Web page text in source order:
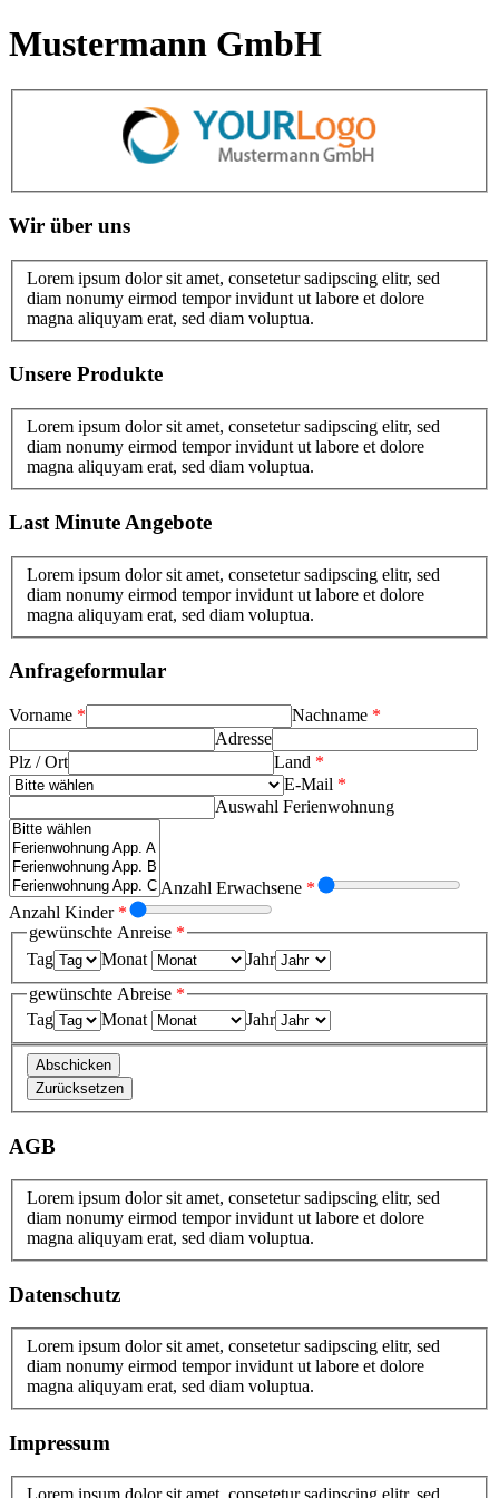
Mustermann GmbH
Wir über uns
Lorem ipsum dolor sit amet, consetetur sadipscing elitr, sed
diam nonumy eirmod tempor invidunt ut labore et dolore
magna aliquyam erat, sed diam voluptua.
Unsere Produkte
Lorem ipsum dolor sit amet, consetetur sadipscing elitr, sed
diam nonumy eirmod tempor invidunt ut labore et dolore
magna aliquyam erat, sed diam voluptua.
Last Minute Angebote
Lorem ipsum dolor sit amet, consetetur sadipscing elitr, sed
diam nonumy eirmod tempor invidunt ut labore et dolore
magna aliquyam erat, sed diam voluptua.
Anfrageformular
Vorname * Nachname *
Adresse
Plz / Ort
Land *
E-Mail *
Auswahl Ferienwohnung
Anzahl Erwachsene *
Anzahl Kinder *
gewünschte Anreise *
Tag
Monat
Jahr
gewünschte Abreise *
Tag
Monat Jahr
AGB
Lorem ipsum dolor sit amet, consetetur sadipscing elitr, sed
diam nonumy eirmod tempor invidunt ut labore et dolore
magna aliquyam erat, sed diam voluptua.
Datenschutz
Lorem ipsum dolor sit amet, consetetur sadipscing elitr, sed
diam nonumy eirmod tempor invidunt ut labore et dolore
magna aliquyam erat, sed diam voluptua.
Impressum
Lorem ipsum dolor sit amet, consetetur sadipscing elitr, sed